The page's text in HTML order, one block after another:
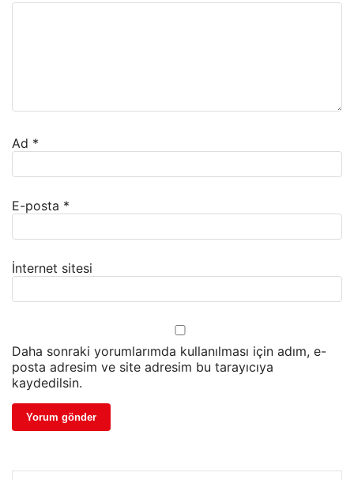
Ad *
E-posta *
İnternet sitesi
Daha sonraki yorumlarımda kullanılması için adım, e-
posta adresim ve site adresim bu tarayıcıya
kaydedilsin.